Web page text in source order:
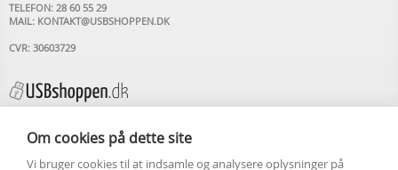
TELEFON: 28 60 55 29
MAIL: KONTAKT@USBSHOPPEN.DK
CVR: 30603729
Om cookies på dette site
Vi bruger cookies til at indsamle og analysere oplysninger på